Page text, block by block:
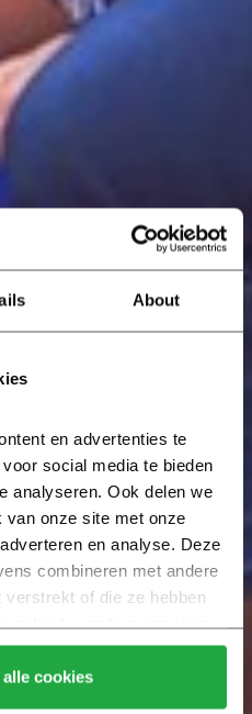
About
en advertenties te
social media te bieden
analyseren. Ook delen we
van onze site met onze
en analyse. Deze
combineren met andere
verstrekt of die ze hebben
gebruik van hun services.
over ons cookiebeleid.
cookies